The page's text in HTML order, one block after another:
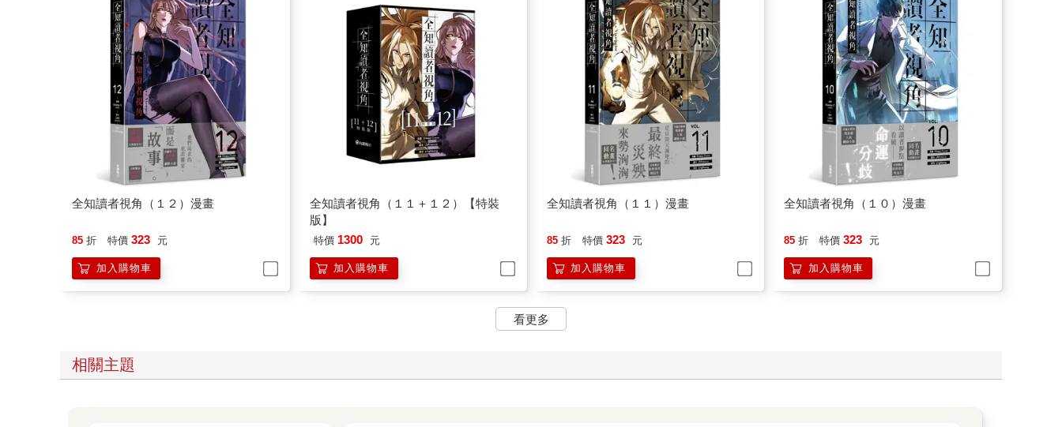
全知讀者視角（１２）漫畫
85 折 特價 323 元
加入購物車
全知讀者視角（１１＋１２）【特裝
版】
特價 1300 元
加入購物車
全知讀者視角（１１）漫畫
85 折 特價 323 元
加入購物車
全知讀者視角（１０）漫畫
85 折 特價 323 元
加入購物車
看更多
相關主題